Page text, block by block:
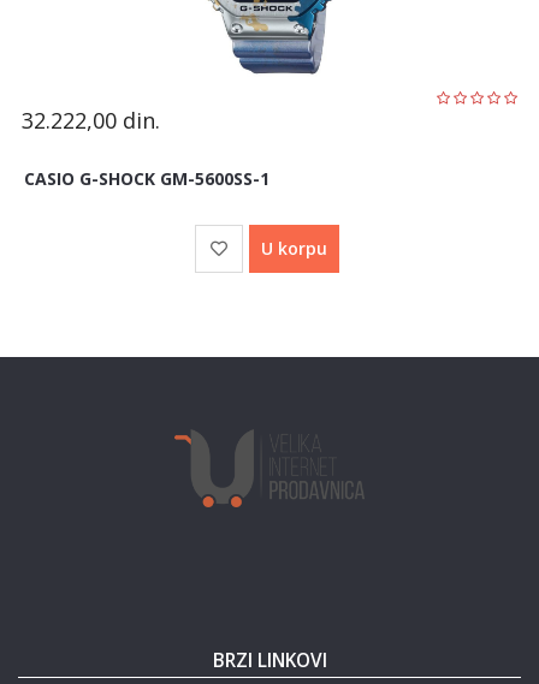
32.222,00 din.
CASIO G-SHOCK GM-5600SS-1
U korpu
BRZI LINKOVI